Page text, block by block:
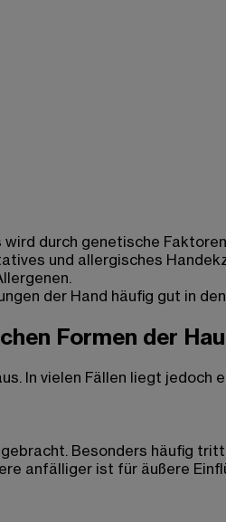
durch genetische
und allergisches
der Hand häufig gut in
Formen der
In vielen Fällen liegt jedoch
Besonders häufig
anfälliger ist für äußere